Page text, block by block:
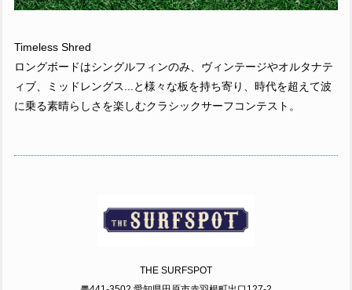
Timeless Shred
ロングボードはシングルフィンのみ、ヴィンテージやオルタナテ
ィブ、ミッドレングス...と様々な板を持ち寄り、時代を超えて波
に乗る素晴らしさを楽しむクラシックサーフコンテスト。
THE SURFSPOT